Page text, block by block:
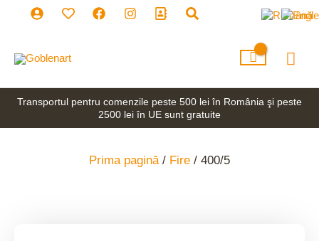
Transportul pentru comenzile peste 500 lei în România şi peste
2500 lei în UE sunt gratuite
Prima pagină/ Fire / 400/5